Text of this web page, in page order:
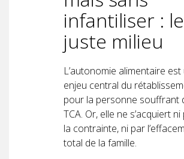
infantiliser : le
juste milieu
L’autonomie alimentaire est
enjeu central du
pour la personne souffrant
TCA. Or, elle ne s’acquiert
la contrainte, ni par
total de la famille.